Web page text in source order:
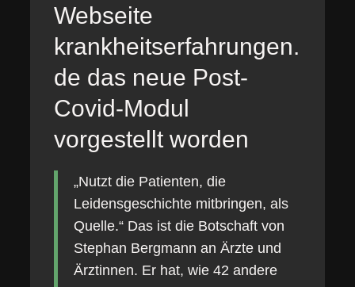
Webseite
krankheitserfahrungen.
de das neue Post-
Covid-Modul
vorgestellt worden
„Nutzt die Patienten, die
Leidensgeschichte mitbringen, als
Quelle.“ Das ist die Botschaft von
Stephan Bergmann an Ärzte und
Ärztinnen. Er hat, wie 42 andere